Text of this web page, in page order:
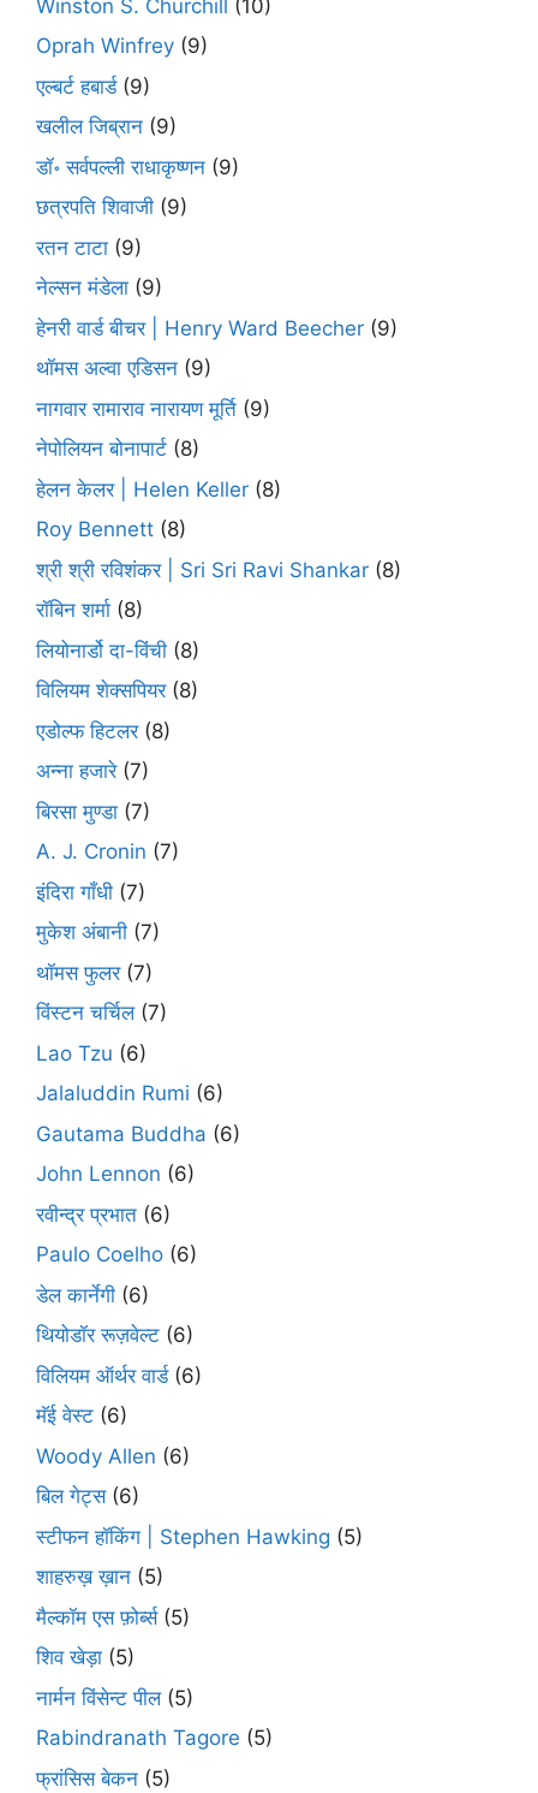
Winston S. Churchill
(10)
Oprah Winfrey (9)
एल्बर्ट हबार्ड(9)
खलील जिब्रान (9)
डॉ॰ सर्वपल्ली राधाकृष्णन (9)
छत्रपति शिवाजी (9)
रतन टाटा (9)
नेल्सन मंडेला (9)
हेनरी वार्ड बीचर | Henry Ward Beecher (9)
थॉमस अल्वा एडिसन (9)
नागवार रामाराव नारायण मूर्ति (9)
नेपोलियन बोनापार्ट (8)
हेलन केलर | Helen Keller (8)
Roy Bennett (8)
श्री श्री रविशंकर | Sri Sri Ravi Shankar (8)
रॉबिन शर्मा (8)
लियोनार्डो दा-विंची (8)
विलियम शेक्सपियर(8)
एडोल्फ हिटलर(8)
अन्ना हजारे(7)
बिरसा मुण्डा (7)
A. J. Cronin (7)
इंदिरा गाँधी (7)
मुकेश अंबानी (7)
थॉमस फुलर(7)
विंस्टन चर्चिल(7)
Lao Tzu (6)
Jalaluddin Rumi (6)
Gautama Buddha (6)
John Lennon (6)
रवीन्द्र प्रभात (6)
Paulo Coelho (6)
डेल कार्नेगी (6)
थियोडॉर रूज़वेल्ट (6)
विलियम ऑर्थर वार्ड(6)
मॅई वेस्ट (6)
Woody Allen (6)
बिल गेट्स(6)
स्टीफन हॉकिंग | Stephen Hawking (5)
शाहरुख़ ख़ान (5)
मैल्कॉम एस फ़ोर्ब्स(5)
शिव खेड़ा (5)
नार्मन विंसेन्ट पील(5)
Rabindranath Tagore (5)
फ्रांसिस बेकन (5)